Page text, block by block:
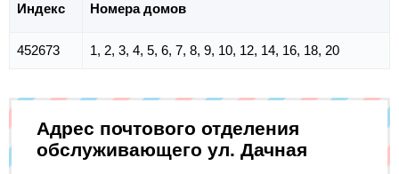
Индекс Номера домов
452673 1, 2, 3, 4, 5, 6, 7, 8, 9, 10, 12, 14, 16, 18, 20
Адрес почтового отделения
обслуживающего ул. Дачная